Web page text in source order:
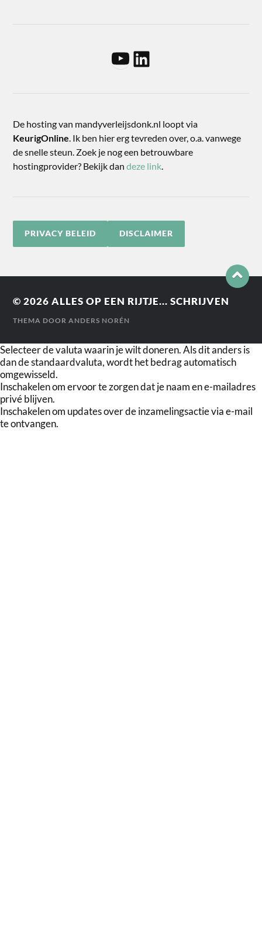
De hosting van mandyverleijsdonk.nl loopt via
KeurigOnline. Ik ben hier erg tevreden over, o.a. vanwege
de snelle steun. Zoek je nog een betrouwbare
hostingprovider? Bekijk dandeze link.
PRIVACY BELEID DISCLAIMER
© 2026ALLES OP EEN RIJTJE... SCHRIJVEN
THEMA DOORANDERS NORÉN
Selecteer de valuta waarin je wilt doneren. Als dit anders is
dan de standaardvaluta, wordt het bedrag automatisch
omgewisseld.
Inschakelen om ervoor te zorgen dat je naam en e-mailadres
privé blijven.
Inschakelen om updates over de inzamelingsactie via e-mail
te ontvangen.